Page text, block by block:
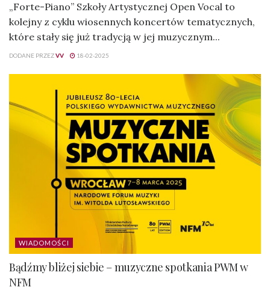
„Forte-Piano” Szkoły Artystycznej Open Vocal to
kolejny z cyklu wiosennych koncertów tematycznych,
które stały się już tradycją w jej muzycznym...
DODANE PRZEZVV 18-02-2025
WIADOMOŚCI
Bądźmy bliżej siebie – muzyczne spotkania PWM w
NFM